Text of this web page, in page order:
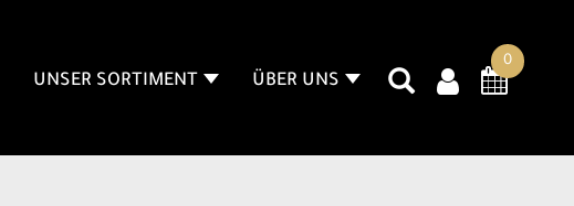
0
UNSER SORTIMENT ÜBER UNS